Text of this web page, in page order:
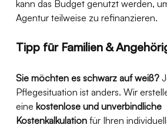
kann das Budget genutzt werden,
Agentur teilweise zu refinanzieren.
Tipp für Familien &
Sie möchten es schwarz auf weiß?
Pflegesituation ist anders. Wir
eine kostenlose und unverbindliche
Kostenkalkulation für Ihren